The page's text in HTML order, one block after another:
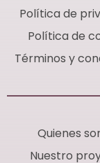
Política de
Política de
Términos y
Quienes
Nuestro